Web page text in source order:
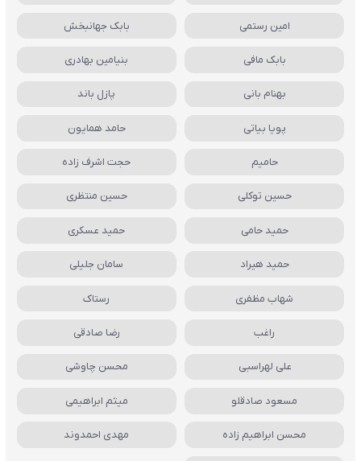
امین رستمی بابک جهانبخش
بابک مافی بنیامین بهادری
بهنام بانی پازل باند
پویا بیاتی حامد همایون
حامیم حجت اشرف زاده
حسین توکلی حسین منتظری
حمید حامی حمید عسکری
حمید هیراد سامان جلیلی
شهاب مظفری رستاک
راغب رضا صادقی
علی لهراسبی محسن چاوشی
مسعود صادقلو میثم ابراهیمی
محسن ابراهیم زاده مهدی احمدوند